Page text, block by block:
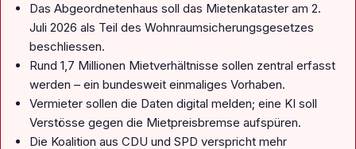
Das Abgeordnetenhaus soll das Mietenkataster am 2.
Juli 2026 als Teil des Wohnraumsicherungsgesetzes
beschliessen.
Rund 1,7 Millionen Mietverhältnisse sollen zentral erfasst
werden – ein bundesweit einmaliges Vorhaben.
Vermieter sollen die Daten digital melden; eine KI soll
Verstösse gegen die Mietpreisbremse aufspüren.
Die Koalition aus CDU und SPD verspricht mehr